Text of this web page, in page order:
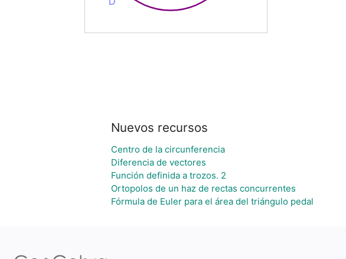
Nuevos recursos
Centro de la circunferencia
Diferencia de vectores
Función definida a trozos. 2
Ortopolos de un haz de rectas concurrentes
Fórmula de Euler para el área del triángulo pedal